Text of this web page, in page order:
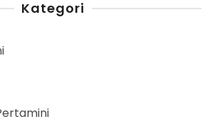
Kategori